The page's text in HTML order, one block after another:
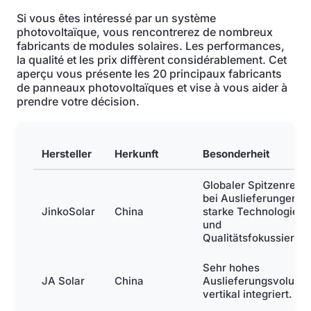
Si vous êtes intéressé par un système
photovoltaïque, vous rencontrerez de nombreux
fabricants de modules solaires. Les performances,
la qualité et les prix diffèrent considérablement. Cet
aperçu vous présente les 20 principaux fabricants
de panneaux photovoltaïques et vise à vous aider à
prendre votre décision.
Hersteller Herkunft Besonderheit
JinkoSolar China
Globaler
bei Auslieferungen,
starke Technologie-
und
JA Solar China
Sehr hohes
vertikal integriert.